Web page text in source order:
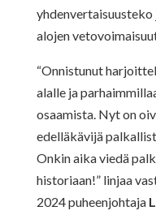
alojen
“Onnistunut
alalle ja
osaamista. Nyt on
edelläkävijä
Onkin aika viedä
historiaan!” linjaa
2024 puheenjohtaja